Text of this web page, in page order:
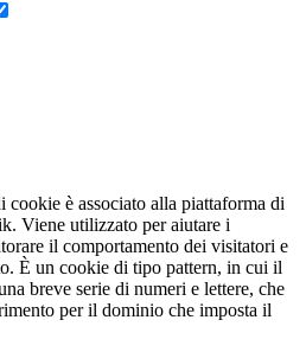
cookie è associato alla piattaforma di
Viene utilizzato per aiutare i
il comportamento dei visitatori e
È un cookie di tipo pattern, in cui il
breve serie di numeri e lettere, che
per il dominio che imposta il